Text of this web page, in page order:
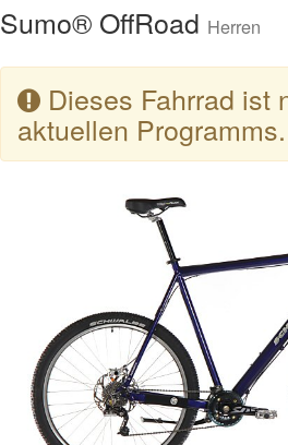
Sumo® OffRoad Herren
Dieses Fahrrad ist
aktuellen Programms.